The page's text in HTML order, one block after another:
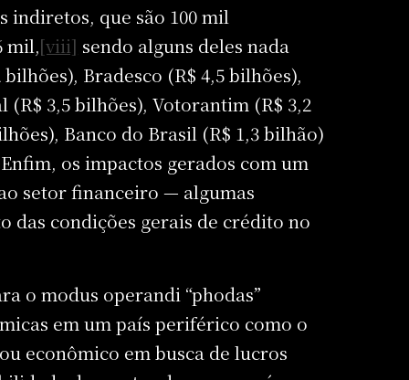
indiretos, que são 100 mil
mil,[viii] sendo alguns deles nada
Bradesco (R$ 4,5 bilhões),
(R$ 3,5 bilhões), Votorantim (R$ 3,2
Banco do Brasil (R$ 1,3 bilhão)
os impactos gerados com um
setor financeiro — algumas
das condições gerais de crédito no
o modus operandi “phodas”
em um país periférico como o
econômico em busca de lucros